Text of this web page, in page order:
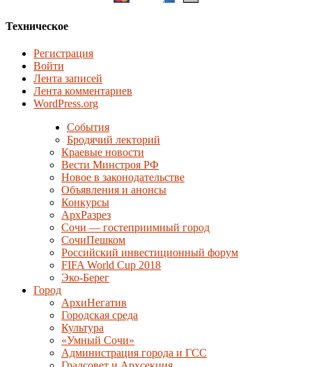
Техническое
Регистрация
Войти
Лента записей
Лента комментариев
WordPress.org
События
Бродячий лекторий
Краевые новости
Вести Минстроя РФ
Новое в законодательстве
Объявления и анонсы
Конкурсы
АрхРазрез
Сочи — гостеприимный город
СочиПешком
Российский инвестиционный форум
FIFA World Cup 2018
Эко-Берег
Город
АрхиНегатив
Городская среда
Культура
«Умный Сочи»
Администрация города и ГСС